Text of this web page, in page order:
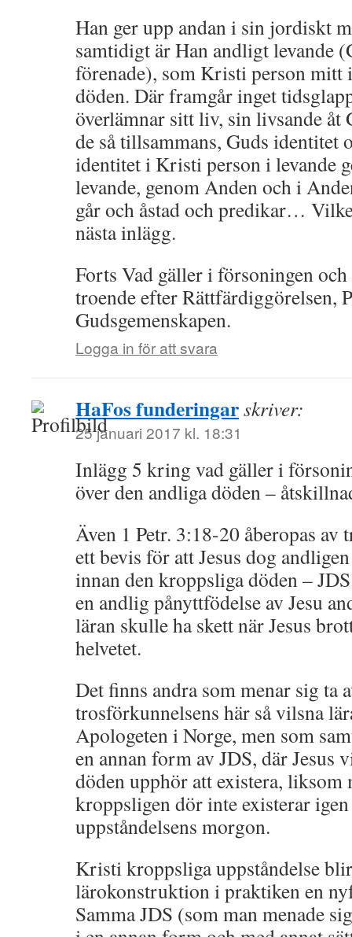
Han ger upp andan i sin jordiskt
samtidigt är Han andligt levande
förenade), som Kristi person mitt
döden. Där framgår inget
överlämnar sitt liv, sin livsande åt
de så tillsammans, Guds identitet
identitet i Kristi person i levande
levande, genom Anden och i
går och åstad och predikar…
nästa inlägg.
Forts Vad gäller i försoningen
troende efter Rättfärdiggörelsen,
Gudsgemenskapen.
Logga in för att svara
HaFos funderingarskriver:
25 januari 2017 kl. 18:31
Inlägg 5 kring vad gäller i
över den andliga döden –
Även 1 Petr. 3:18-20 åberopas av
ett bevis för att Jesus dog
innan den kroppsliga döden –
en andlig pånyttfödelse av Jesu
läran skulle ha skett när Jesus
helvetet.
Det finns andra som menar sig ta
trosförkunnelsens här så vilsna
Apologeten i Norge, men som
en annan form av JDS, där Jesus
döden upphör att existera, liksom
kroppsligen dör inte existerar
uppståndelsens morgon.
Kristi kroppsliga uppståndelse
lärokonstruktion i praktiken en
Samma JDS (som man menade